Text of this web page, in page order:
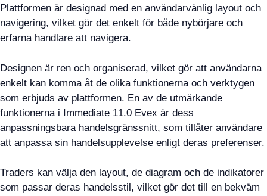
Plattformen är designad med en användarvänlig layout och
navigering, vilket gör det enkelt för både nybörjare och
erfarna handlare att navigera.
Designen är ren och organiserad, vilket gör att användarna
enkelt kan komma åt de olika funktionerna och verktygen
som erbjuds av plattformen. En av de utmärkande
funktionerna i Immediate 11.0 Evex är dess
anpassningsbara handelsgränssnitt, som tillåter användare
att anpassa sin handelsupplevelse enligt deras preferenser.
Traders kan välja den layout, de diagram och de indikatorer
som passar deras handelsstil, vilket gör det till en bekväm